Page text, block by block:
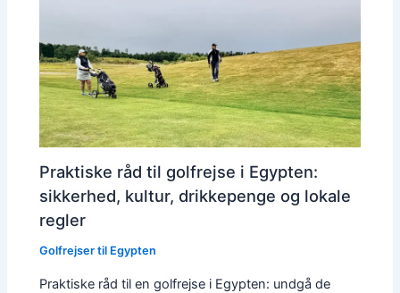
Praktiske råd til golfrejse i Egypten:
sikkerhed, kultur, drikkepenge og lokale
regler
Golfrejser til Egypten
Praktiske råd til en golfrejse i Egypten: undgå de